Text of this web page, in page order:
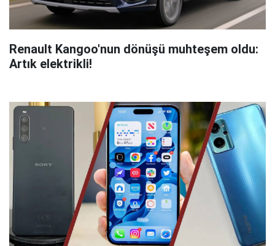
Renault Kangoo'nun dönüşü muhteşem oldu:
Artık elektrikli!